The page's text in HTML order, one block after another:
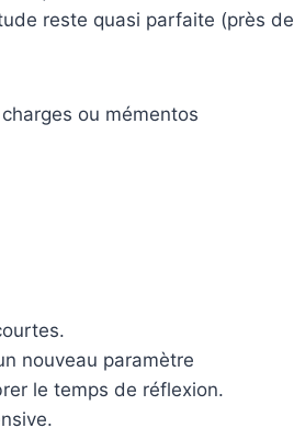
reste quasi parfaite (près de
ou mémentos
nouveau paramètre
le temps de réflexion.